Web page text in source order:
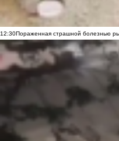
12:30Пораженная страшной болезнью